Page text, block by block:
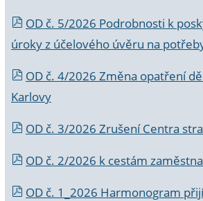
OD č. 5/2026 Podrobnosti k
úroky z účelového úvěru na
OD č. 4/2026 Změna opatření
Karlovy
OD č. 3/2026 Zrušení Centra
OD č. 2/2026 k cestám
OD č. 1_2026 Harmonogram